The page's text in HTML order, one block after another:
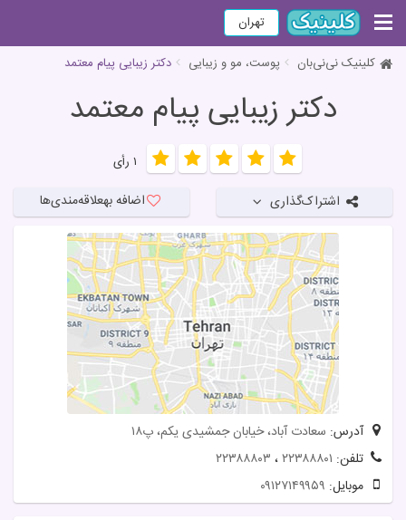
تهران
کلینیک نی‌نی‌بان پوست، مو و زیبایی دکتر زیبایی پیام معتمد
دکتر زیبایی پیام معتمد
۱ رأی
اشتراک‌گذاری اضافه بهعلاقه‌مندی‌ها
آدرس: سعادت آباد، خیابان جمشیدی یکم، پ۱۸
تلفن: ۲۲۳۸۸۸۰۱، ۲۲۳۸۸۸۰۳
موبایل: ۰۹۱۲۷۱۴۹۹۵۹